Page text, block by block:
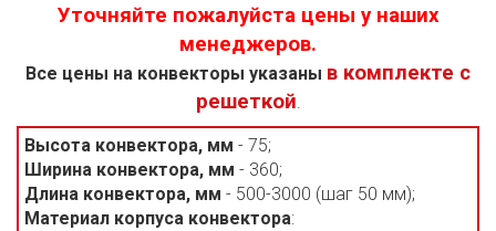
Уточняйте пожалуйста цены у наших
менеджеров.
Все цены на конвекторы указаны в комплекте с
решеткой.
Высота конвектора, мм - 75;
Ширина конвектора, мм - 360;
Длина конвектора, мм - 500-3000 (шаг 50 мм);
Материал корпуса конвектора: